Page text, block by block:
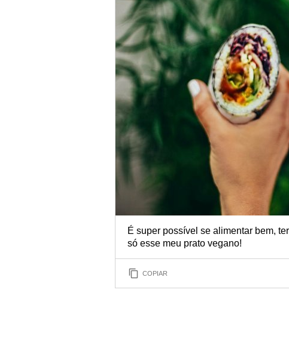
É super possível se alimentar bem,
só esse meu prato vegano!
COPIAR